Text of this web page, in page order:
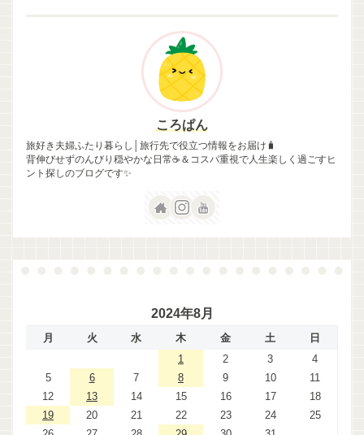
ころぱん
旅好き夫婦ふたり暮らし│旅行先で役立つ情報をお届け🧳
背伸びせずのんびり穏やかな日常☕＆コスパ重視で人生楽しく過ごすヒ
ント探しのブログです✨
2024年8月
月 火 水 木 金 土
日
1
2 3
4
5
6 7 8 9 10
11
12
13 14 15 16 17
18
19
20 21 22 23 24
25